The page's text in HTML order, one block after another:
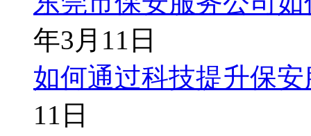
年3月11日
如何通过科技提升保
11日